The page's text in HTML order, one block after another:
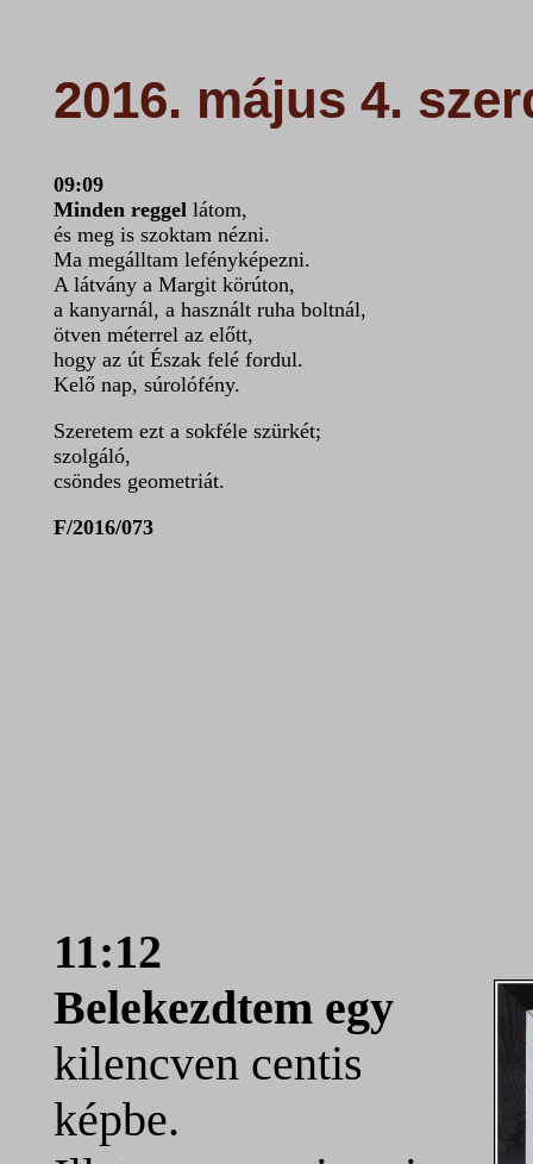
2016. május 4.
09:09
Minden reggel látom,
és meg is szoktam nézni.
Ma megálltam lefényképezni.
A látvány a Margit körúton,
a kanyarnál, a használt ruha boltnál,
ötven méterrel az előtt,
hogy az út Észak felé fordul.
Kelő nap, súrolófény.
Szeretem ezt a sokféle szürkét;
szolgáló,
csöndes geometriát.
F/2016/073
11:12
Belekezdtem egy
kilencven centis
képbe.